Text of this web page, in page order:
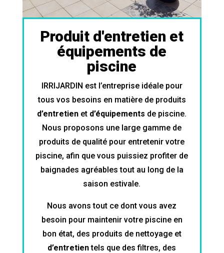
Produit d'entretien et
équipements de
piscine
IRRIJARDIN est l’entreprise idéale pour
tous vos besoins en matière de produits
d’entretien et d’équipements de piscine.
Nous proposons une large gamme de
produits de qualité pour entretenir votre
piscine, afin que vous puissiez profiter de
baignades agréables tout au long de la
saison estivale.
Nous avons tout ce dont vous avez
besoin pour maintenir votre piscine en
bon état, des produits de nettoyage et
d’entretientels que des filtres, des